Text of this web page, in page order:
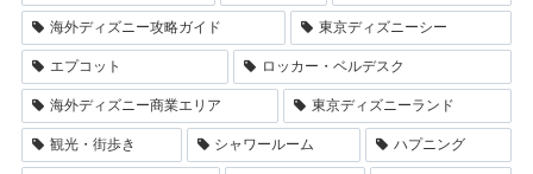
海外ディズニー攻略ガイド 東京ディズニーシー
エプコット ロッカー・ベルデスク
海外ディズニー商業エリア 東京ディズニーランド
観光・街歩き シャワールーム ハプニング